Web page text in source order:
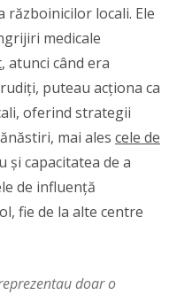
locali. Ele
medicale
, atunci când era
puteau acționa ca
oferind strategii
mai ales cele de
și capacitatea de a
de influență
fie de la alte centre
doar o